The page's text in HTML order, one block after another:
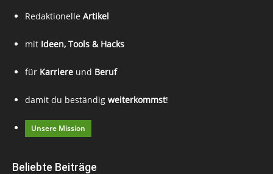
Redaktionelle Artikel
mit Ideen, Tools & Hacks
für Karriere und Beruf
damit du beständig weiterkommst!
Unsere Mission
Beliebte Beiträge